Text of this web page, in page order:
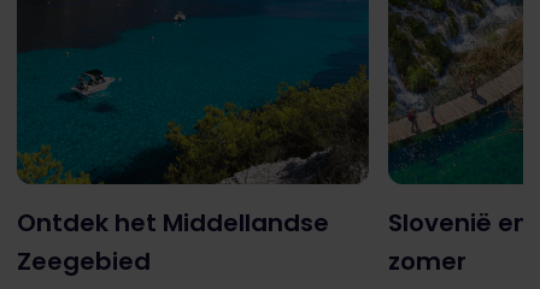
Ontdek het Middellandse
Zeegebied
Slovenië
zomer